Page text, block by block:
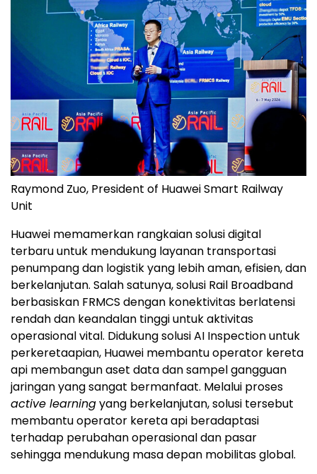
Raymond Zuo, President of Huawei Smart Railway
Unit
Huawei memamerkan rangkaian solusi digital
terbaru untuk mendukung layanan transportasi
penumpang dan logistik yang lebih aman, efisien, dan
berkelanjutan. Salah satunya, solusi Rail Broadband
berbasiskan FRMCS dengan konektivitas berlatensi
rendah dan keandalan tinggi untuk aktivitas
operasional vital. Didukung solusi AI Inspection untuk
perkeretaapian, Huawei membantu operator kereta
api membangun aset data dan sampel gangguan
jaringan yang sangat bermanfaat. Melalui proses
active learningyang berkelanjutan, solusi tersebut
membantu operator kereta api beradaptasi
terhadap perubahan operasional dan pasar
sehingga mendukung masa depan mobilitas global.